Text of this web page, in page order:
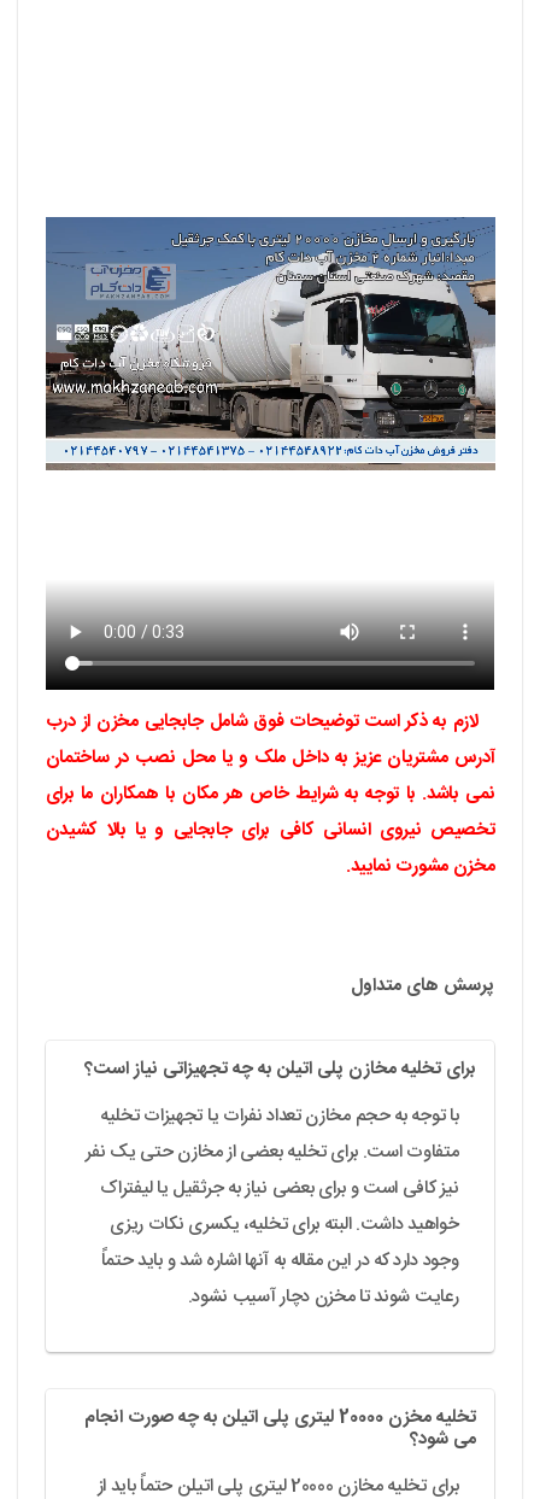
لازم به ذکر است توضیحات فوق شامل جابجایی مخزن از درب
آدرس مشتریان عزیز به داخل ملک و یا محل نصب در ساختمان
نمی باشد. با توجه به شرایط خاص هر مکان با همکاران ما برای
تخصیص نیروی انسانی کافی برای جابجایی و یا بالا کشیدن
مخزن مشورت نمایید.
پرسش های متداول
برای تخلیه مخازن پلی اتیلن به چه تجهیزاتی نیاز است؟
با توجه به حجم مخازن تعداد نفرات یا تجهیزات تخلیه
متفاوت است. برای تخلیه بعضی از مخازن حتی یک نفر
نیز کافی است و برای بعضی نیاز به جرثقیل یا لیفتراک
خواهید داشت. البته برای تخلیه، یکسری نکات ریزی
وجود دارد که در این مقاله به آنها اشاره شد و باید حتماً
رعایت شوند تا مخزن دچار آسیب نشود.
تخلیه مخزن 20000 لیتری پلی اتیلن به چه صورت انجام
می شود؟
برای تخلیه مخازن 20000 لیتری پلی اتیلن حتماً باید از